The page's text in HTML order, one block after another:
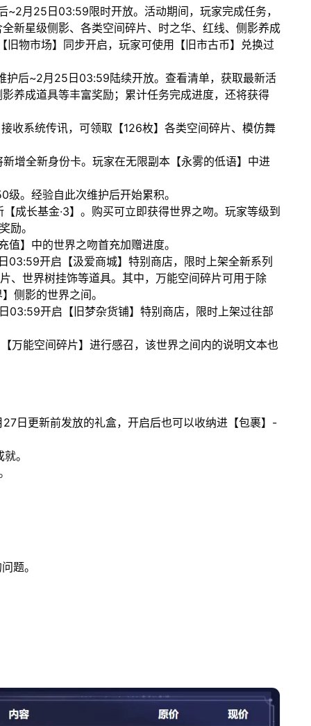
~2月25日03:59限时开放。活动期间，玩家完成任务，
新星级侧影、各类空间碎片、时之华、红线、侧影养成
物市场】同步开启，玩家可使用【旧市古币】兑换过
护后~2月25日03:59陆续开放。查看清单，获取最新活
养成道具等丰富奖励；累计任务完成进度，还将获得
系统传讯，可领取【126枚】各类空间碎片、模仿舞
增全新身份卡。玩家在无限副本【永雾的低语】中进
级。经验自此次维护后开始累积。
成长基金·3】。购买可立即获得世界之吻。玩家等级到
励。
】中的世界之吻首充加赠进度。
03:59开启【汲爱商城】特别商店，限时上架全新系列
、世界树挂饰等道具。其中，万能空间碎片可用于除
侧影的世界之间。
03:59开启【旧梦杂货铺】特别商店，限时上架过往部
万能空间碎片】进行感召，该世界之间内的说明文本也
日更新前发放的礼盒，开启后也可以收纳进【包裹】-
。
题。